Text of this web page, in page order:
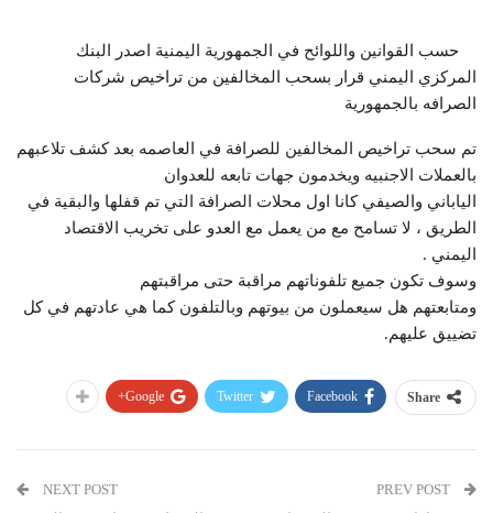
حسب القوانين واللوائح في الجمهورية اليمنية اصدر البنك
المركزي اليمني قرار بسحب المخالفين من تراخيص شركات
الصرافه بالجمهورية
تم سحب تراخيص المخالفين للصرافة في العاصمه بعد كشف تلاعبهم
بالعملات الاجنبيه ويخدمون جهات تابعه للعدوان
الياباني والصيفي كانا اول محلات الصرافة التي تم قفلها والبقية في
الطريق ، لا تسامح مع من يعمل مع العدو على تخريب الاقتصاد
اليمني .
وسوف تكون جميع تلفوناتهم مراقبة حتى مراقبتهم
ومتابعتهم هل سيعملون من بيوتهم وبالتلفون كما هي عادتهم في كل
تضييق عليهم.
Share
Facebook
Twitter
Google+
NEXT POST